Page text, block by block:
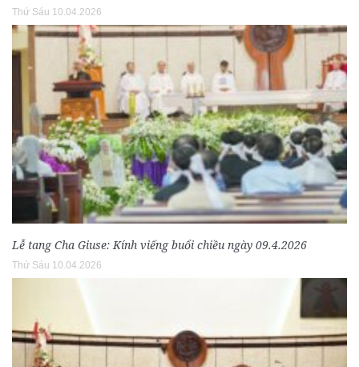
Thứ Sáu 10.04.2026
Lễ tang Cha Giuse: Kính viếng buổi chiều ngày 09.4.2026
Thứ Sáu 10.04.2026